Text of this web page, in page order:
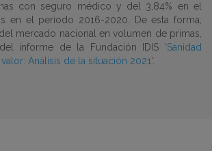
con seguro médico y del 3,84% en el
en el periodo 2016-2020. De esta forma,
mercado nacional en volumen de primas,
informe de la Fundación IDIS ‘Sanidad
Análisis de la situación 2021‘.